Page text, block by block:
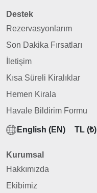
Destek
Rezervasyonlarım
Son Dakika Fırsatları
İletişim
Kısa Süreli Kiralıklar
Hemen Kirala
Havale Bildirim Formu
English (EN) TL (₺)
Kurumsal
Hakkımızda
Ekibimiz